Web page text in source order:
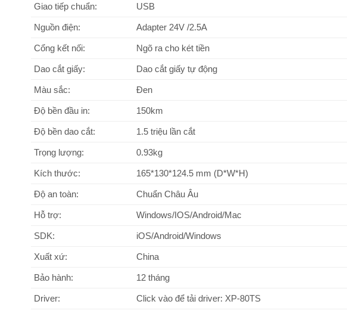
Giao tiếp chuẩn: USB
Nguồn điện: Adapter 24V /2.5A
Cổng kết nối: Ngõ ra cho két tiền
Dao cắt giấy: Dao cắt giấy tự động
Màu sắc: Đen
Độ bền đầu in: 150km
Độ bền dao cắt: 1.5 triệu lần cắt
Trọng lượng: 0.93kg
Kích thước: 165*130*124.5 mm (D*W*H)
Độ an toàn: Chuẩn Châu Âu
Hỗ trợ: Windows/IOS/Android/Mac
SDK: iOS/Android/Windows
Xuất xứ: China
Bảo hành: 12 tháng
Driver: Click vào để tải driver: XP-80TS